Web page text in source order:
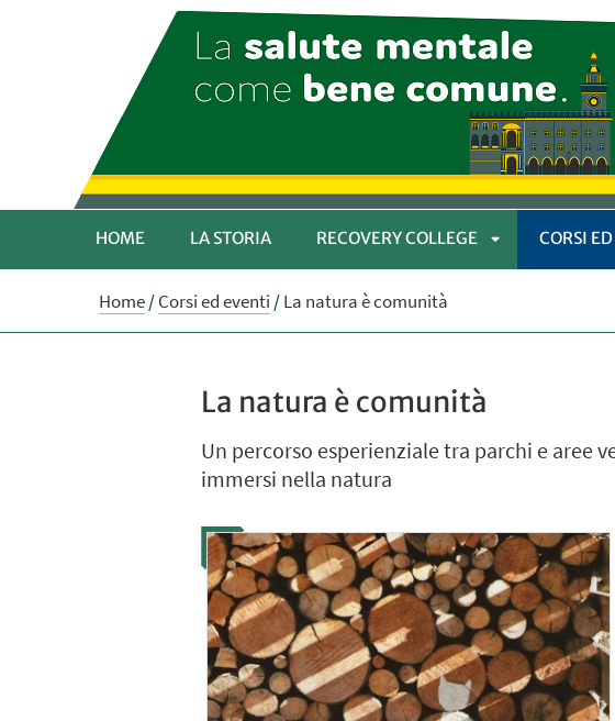
HOME LA STORIA RECOVERY COLLEGE CORSI
Home/Corsi ed eventi /La natura è comunità
La natura è comunità
Un percorso esperienziale tra parchi e aree
immersi nella natura